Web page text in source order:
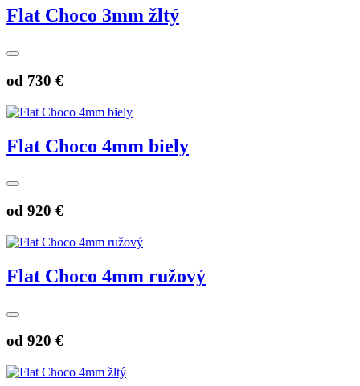
Flat Choco 3mm žltý
od 730 €
Flat Choco 4mm biely
od 920 €
Flat Choco 4mm ružový
od 920 €